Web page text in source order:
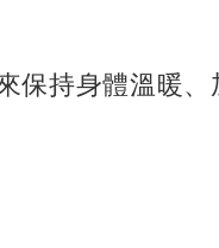
持身體溫暖、